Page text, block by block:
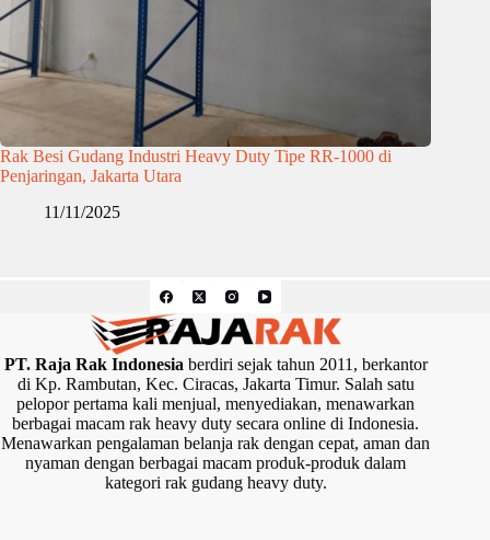
Rak Besi Gudang Industri Heavy Duty Tipe RR-1000 di
Penjaringan, Jakarta Utara
11/11/2025
PT. Raja Rak Indonesiaberdiri sejak tahun 2011, berkantor
di Kp. Rambutan, Kec. Ciracas, Jakarta Timur. Salah satu
pelopor pertama kali menjual, menyediakan, menawarkan
berbagai macam rak heavy duty secara online di Indonesia.
Menawarkan pengalaman belanja rak dengan cepat, aman dan
nyaman dengan berbagai macam produk-produk dalam
kategori rak gudang heavy duty.